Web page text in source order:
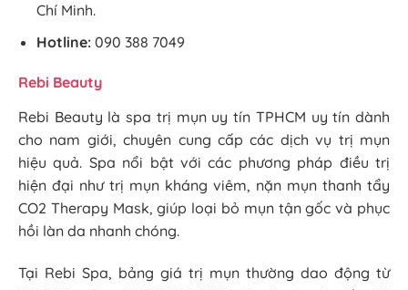
Chí Minh.
Hotline: 090 388 7049
Rebi Beauty
Rebi Beauty là spa trị mụn uy tín TPHCM uy tín dành
cho nam giới, chuyên cung cấp các dịch vụ trị mụn
hiệu quả. Spa nổi bật với các phương pháp điều trị
hiện đại như trị mụn kháng viêm, nặn mụn thanh tẩy
CO2 Therapy Mask, giúp loại bỏ mụn tận gốc và phục
hồi làn da nhanh chóng.
Tại Rebi Spa, bảng giá trị mụn thường dao động từ